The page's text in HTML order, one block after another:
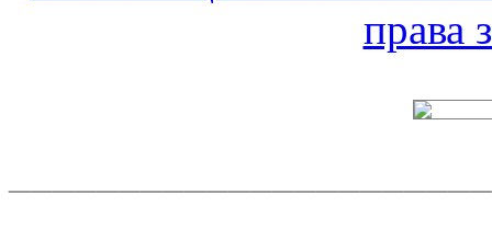
права